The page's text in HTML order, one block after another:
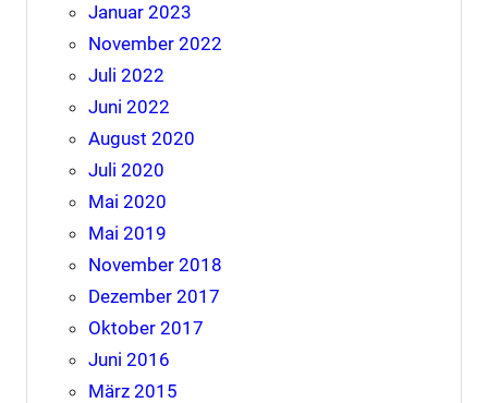
Januar 2023
November 2022
Juli 2022
Juni 2022
August 2020
Juli 2020
Mai 2020
Mai 2019
November 2018
Dezember 2017
Oktober 2017
Juni 2016
März 2015